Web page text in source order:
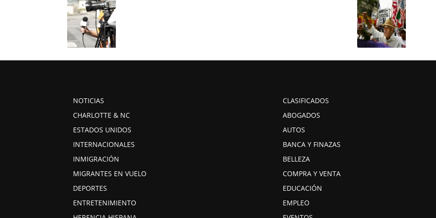
NOTICIAS
CHARLOTTE & NC
ESTADOS UNIDOS
INTERNACIONALES
INMIGRACIÓN
MIGRANTES EN VUELO
DEPORTES
ENTRETENIMIENTO
CLASIFICADOS
ABOGADOS
AUTOS
BANCA Y FINAZAS
BELLEZA
COMPRA Y VENTA
EDUCACIÓN
EMPLEO